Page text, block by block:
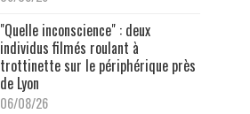
"Quelle inconscience" : deux
individus filmés roulant à
trottinette sur le périphérique près
de Lyon
06/08/26